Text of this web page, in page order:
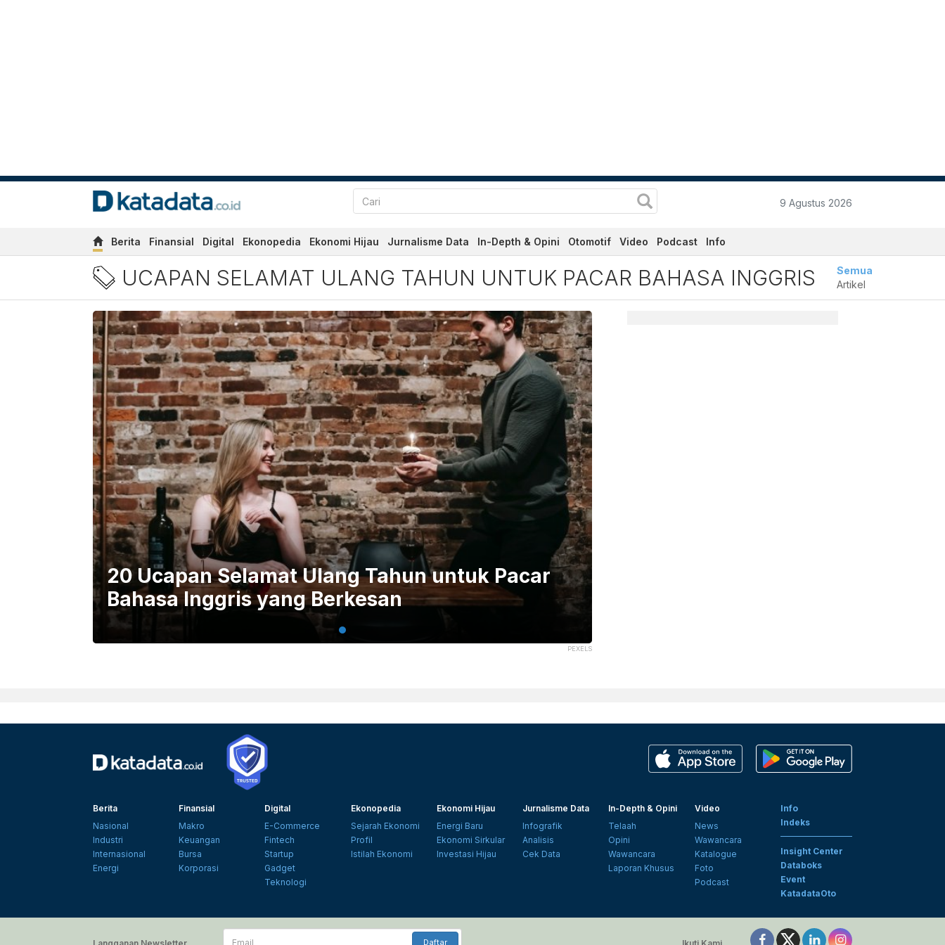
9 Agustus 2026
Berita Finansial Digital Ekonopedia Ekonomi Hijau Jurnalisme Data In-Depth & Opini Otomotif Video Podcast Info
Berita Ucapan Selamat Ulang Tahun untuk Pacar Bahasa Inggris Terbaru
UCAPAN SELAMAT ULANG TAHUN UNTUK PACAR BAHASA INGGRIS
Semua
Artikel
PEXELS
20 Ucapan Selamat Ulang Tahun untuk Pacar
Bahasa Inggris yang Berkesan
Berita
Nasional
Industri
Internasional
Energi
Finansial
Makro
Keuangan
Bursa
Korporasi
Digital
E-Commerce
Fintech
Startup
Gadget
Teknologi
Ekonopedia
Sejarah Ekonomi
Profil
Istilah Ekonomi
Ekonomi Hijau
Energi Baru
Ekonomi Sirkular
Investasi Hijau
Jurnalisme Data
Infografik
Analisis
Cek Data
In-Depth & Opini
Telaah
Opini
Wawancara
Laporan Khusus
Video
News
Wawancara
Katalogue
Foto
Podcast
Info
Indeks
Insight Center
Databoks
Event
KatadataOto
Email
Daftar